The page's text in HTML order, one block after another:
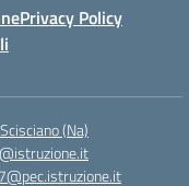
Privacy Policy
(Na)